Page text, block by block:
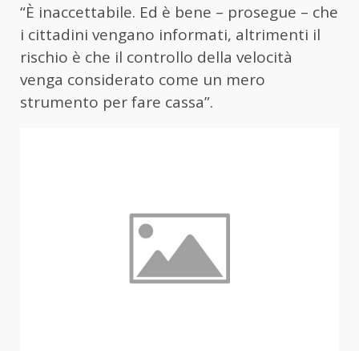
“È inaccettabile. Ed è bene – prosegue – che
i cittadini vengano informati, altrimenti il
rischio è che il controllo della velocità
venga considerato come un mero
strumento per fare cassa”.